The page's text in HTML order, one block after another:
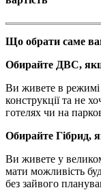
Що обрати саме
Обирайте ДВС,
Ви живете в режимі
конструкції та не
готелях чи на
Обирайте Гібрид,
Ви живете у
мати можливість
без зайвого